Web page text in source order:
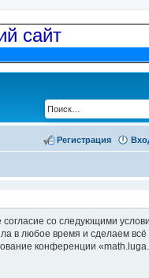
сайт
Регистрация
со следующими
в любое время и сделаем
конференции